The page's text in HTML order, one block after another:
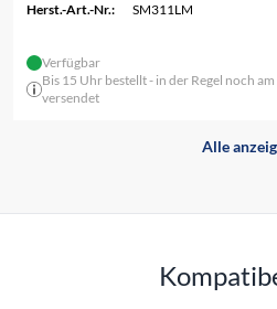
Herst.-Art.-Nr.:
SM311LM
Verfügbar
Bis 15 Uhr bestellt - in der Regel noch am
versendet
Alle